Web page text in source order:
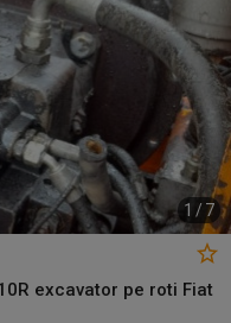
1 / 7
excavator pe roti Fiat